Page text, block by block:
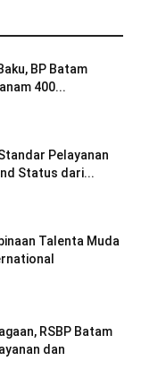
BP Batam
400...
Pelayanan
Status dari...
Talenta Muda
RSBP Batam
dan